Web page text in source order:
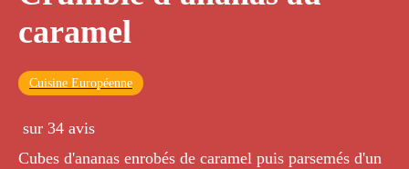
caramel
Cuisine Européenne
sur 34 avis
Cubes d'ananas enrobés de caramel puis parsemés d'un